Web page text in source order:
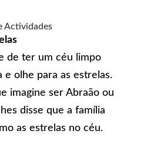
Actividades
de ter um céu limpo
e olhe para as estrelas.
imagine ser Abraão ou
disse que a família
as estrelas no céu.